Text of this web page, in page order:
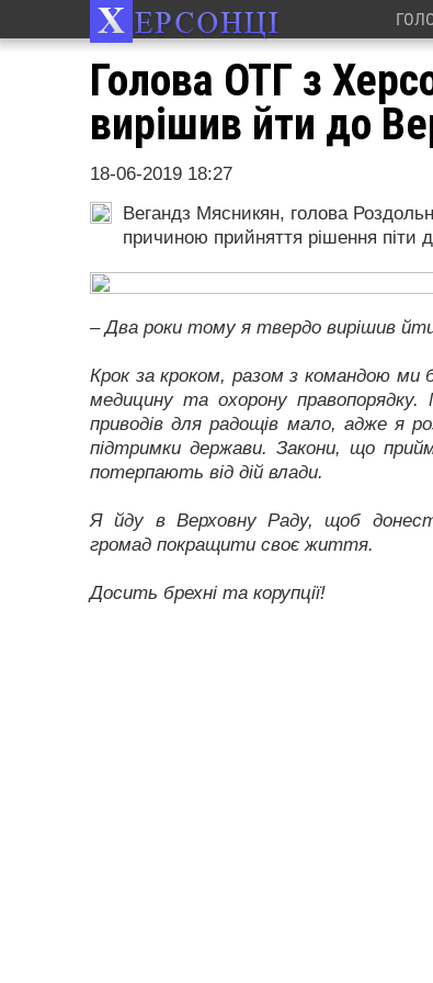
Голова ОТГ з
вирішив йти до
18-06-2019 18:27
Вегандз Мясникян, голова
причиною прийняття рішення піти
– Два роки тому я твердо вирішив
Крок за кроком, разом з командою ми
медицину та охорону
приводів для радощів мало, адже я
підтримки держави. Закони, що
потерпають від дій влади.
Я йду в Верховну Раду, щоб
громад покращити своє життя.
Досить брехні та корупції!